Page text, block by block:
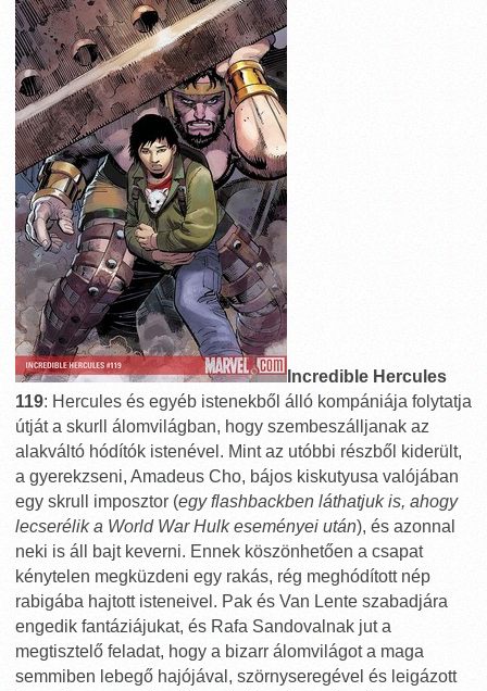
Incredible Hercules
119: Hercules és egyéb istenekből álló kompániája folytatja
útját a skurll álomvilágban, hogy szembeszálljanak az
alakváltó hódítók istenével. Mint az utóbbi részből kiderült,
a gyerekzseni, Amadeus Cho, bájos kiskutyusa valójában
egy skrull imposztor (egy flashbackben láthatjuk is, ahogy
lecserélik a World War Hulk eseményei után), és azonnal
neki is áll bajt keverni. Ennek köszönhetően a csapat
kénytelen megküzdeni egy rakás, rég meghódított nép
rabigába hajtott isteneivel. Pak és Van Lente szabadjára
engedik fantáziájukat, és Rafa Sandovalnak jut a
megtisztelő feladat, hogy a bizarr álomvilágot a maga
semmiben lebegő hajójával, szörnyseregével és leigázott